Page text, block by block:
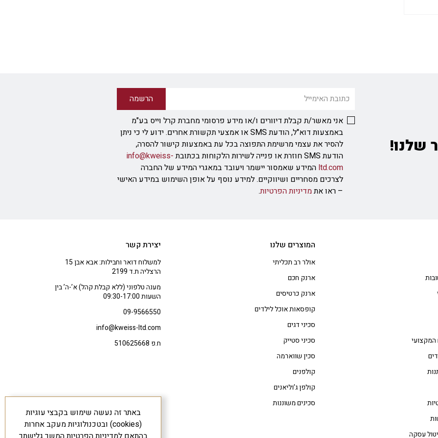
שלנו!
הרשמה
אני מאשר/ת קבלת דיוורים ו/או מידע פרסומי מחברת קרל וייס בע"מ
באמצעות דוא"ל, הודעת SMS או אמצעי תקשורת אחרים. ידוע לי כי ניתן
להסיר את עצמי מרשימת התפוצה בכל עת באמצעות קישור להסרה,
הודעת SMS חוזרת או פנייה לשירות הלקוחות בכתובת
info@kweiss-
ltd.com המידע שאמסור יישמר ויעובד במאגרי המידע של החברה
לצרכים מסחריים ושיווקיים. למידע נוסף על אופן השימוש במידע האישי
– ראו אתמדיניות הפרטיות.
המקצועי
עסקה
המוצרים שלנו
אולר רב תכליתי
ארנק חכם
ארנק כרטיסים
קופסאות אוכל לילדים
סכיני דגים
סכיני סטייק
סכין שווארמה
קולפנים
קולפן ג’וליאנים
סכינים משוננות
יצירת קשר
למשלוח דואר וחבילות: אבא אבן 15
הרצליה ת.ד 2199
מענה טלפוני (ללא קבלת קהל) א’-ה’ בין
השעות 09:30-17:00
09-9566550
info@kweiss-ltd.com
ח.פ 510625668
באתר זה נעשה שימוש בקבצי עוגיות
(cookies) ובטכנולוגיות מעקב אחרות